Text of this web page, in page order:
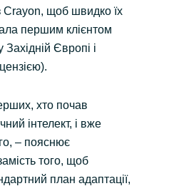
Crayon, щоб швидко їх
першим клієнтом
Європі і
хто почав
інтелект, і вже
– пояснює
того, щоб
план адаптації,